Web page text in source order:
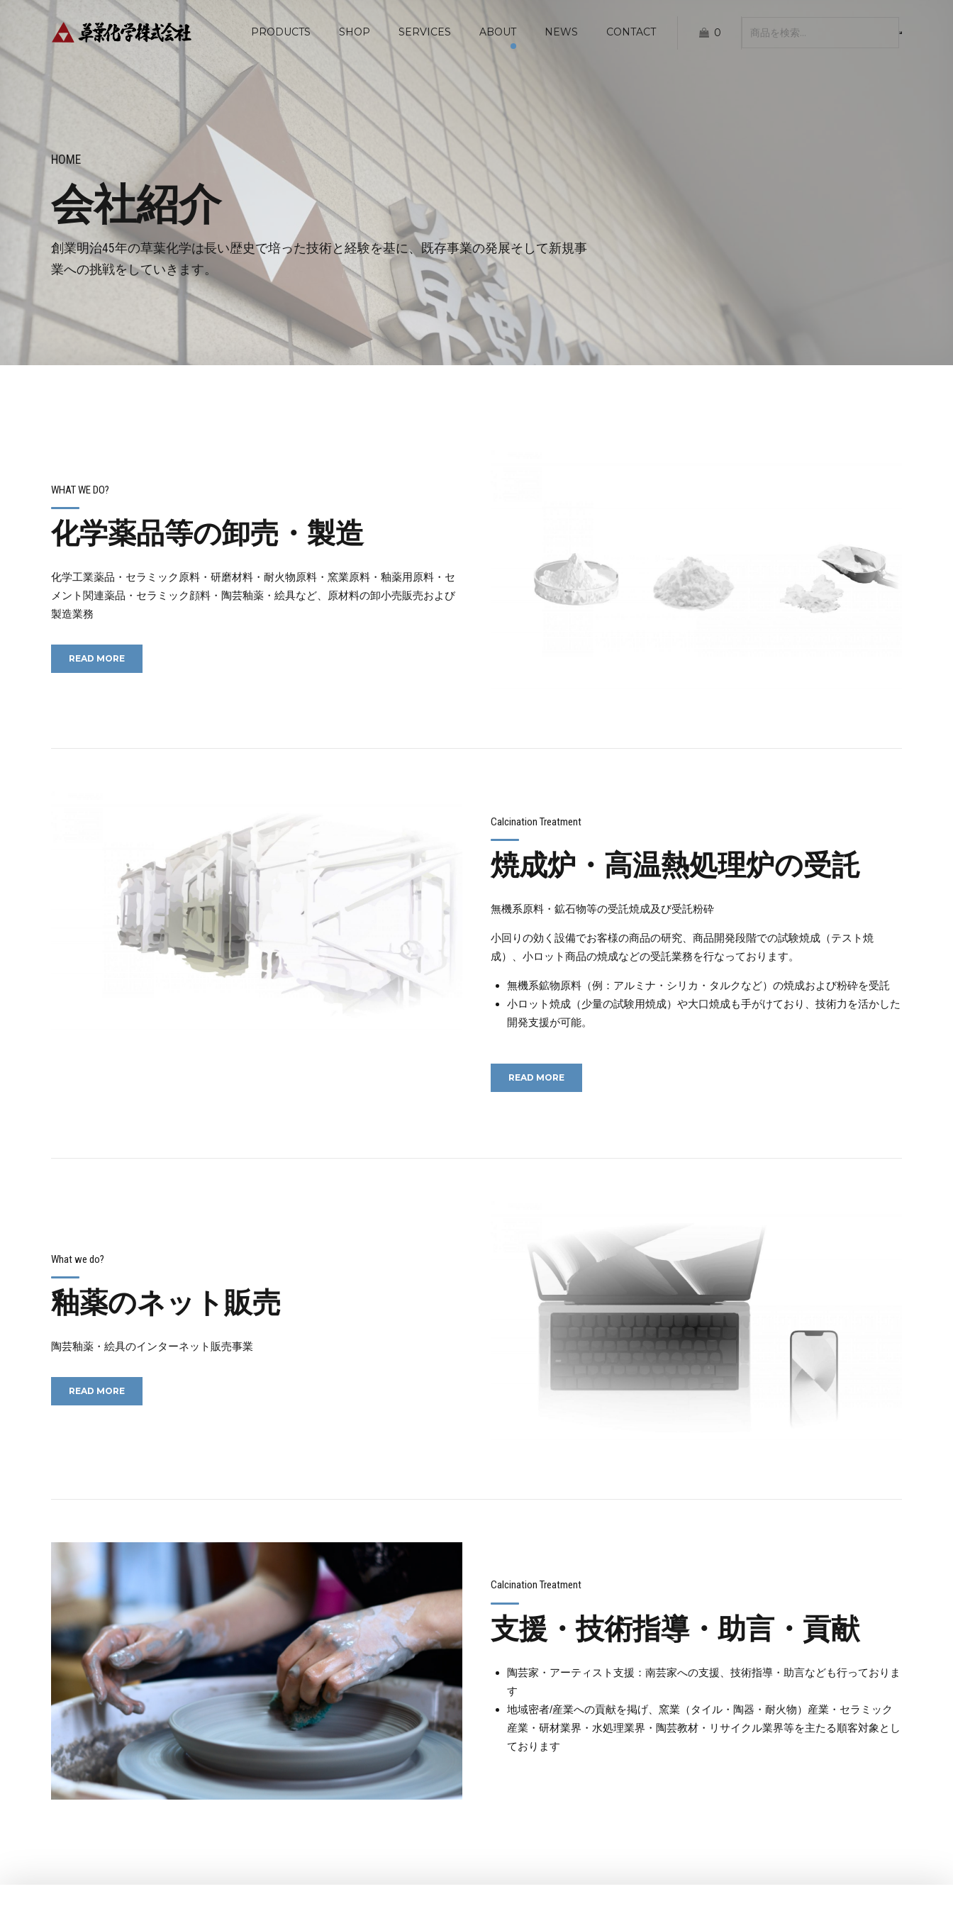
0
PRODUCTS SHOP SERVICES ABOUT NEWS CONTACT
HOME
会社紹介
創業明治45年の草葉化学は長い歴史で培った技術と経験を基に、既存事業の発展そして新規事
業への挑戦をしていきます。
WHAT WE DO?
化学薬品等の卸売・製造
化学工業薬品・セラミック原料・研磨材料・耐火物原料・窯業原料・釉薬用原料・セ
メント関連薬品・セラミック顔料・陶芸釉薬・絵具など、原材料の卸小売販売および
製造業務
READ MORE
READ MORE
窯業原料・釉薬用原料
焼成炉・高温熱処理炉
Calcination Treatment
焼成炉・高温熱処理炉の受託
無機系原料・鉱石物等の受託焼成及び受託粉砕
小回りの効く設備でお客様の商品の研究、商品開発段階での試験焼成（テスト焼
成）、小ロット商品の焼成などの受託業務を行なっております。
無機系鉱物原料（例：アルミナ・シリカ・タルクなど）の焼成および粉砕を受託
小ロット焼成（少量の試験用焼成）や大口焼成も手がけており、技術力を活かした
開発支援が可能。
READ MORE
What we do?
釉薬のネット販売
陶芸釉薬・絵具のインターネット販売事業
READ MORE
釉薬ネットショップ
Calcination Treatment
支援・技術指導・助言・貢献
陶芸家・アーティスト支援：南芸家への支援、技術指導・助言なども行っておりま
す
地域密者/産業への貢献を掲げ、窯業（タイル・陶器・耐火物）産業・セラミック
産業・研材業界・水処理業界・陶芸教材・リサイクル業界等を主たる順客対象とし
ております